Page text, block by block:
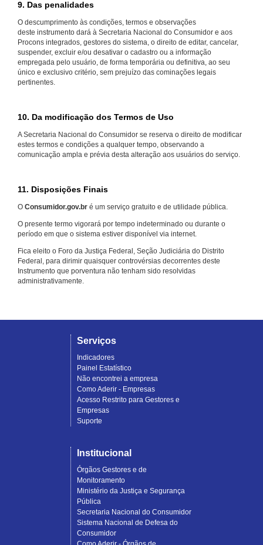
9. Das penalidades
O descumprimento às condições, termos e observações
deste instrumento dará à Secretaria Nacional do Consumidor e aos
Procons integrados, gestores do sistema, o direito de editar, cancelar,
suspender, excluir e/ou desativar o cadastro ou a informação
empregada pelo usuário, de forma temporária ou definitiva, ao seu
único e exclusivo critério, sem prejuízo das cominações legais
pertinentes.
10. Da modificação dos Termos de Uso
A Secretaria Nacional do Consumidor se reserva o direito de modificar
estes termos e condições a qualquer tempo, observando a
comunicação ampla e prévia desta alteração aos usuários do serviço.
11. Disposições Finais
O Consumidor.gov.br é um serviço gratuito e de utilidade pública.
O presente termo vigorará por tempo indeterminado ou durante o
período em que o sistema estiver disponível via internet.
Fica eleito o Foro da Justiça Federal, Seção Judiciária do Distrito
Federal, para dirimir quaisquer controvérsias decorrentes deste
Instrumento que porventura não tenham sido resolvidas
administrativamente.
Serviços
Indicadores
Painel Estatístico
Não encontrei a empresa
Como Aderir - Empresas
Acesso Restrito para Gestores e
Empresas
Suporte
Institucional
Órgãos Gestores e de
Monitoramento
Ministério da Justiça e Segurança
Pública
Secretaria Nacional do Consumidor
Sistema Nacional de Defesa do
Consumidor